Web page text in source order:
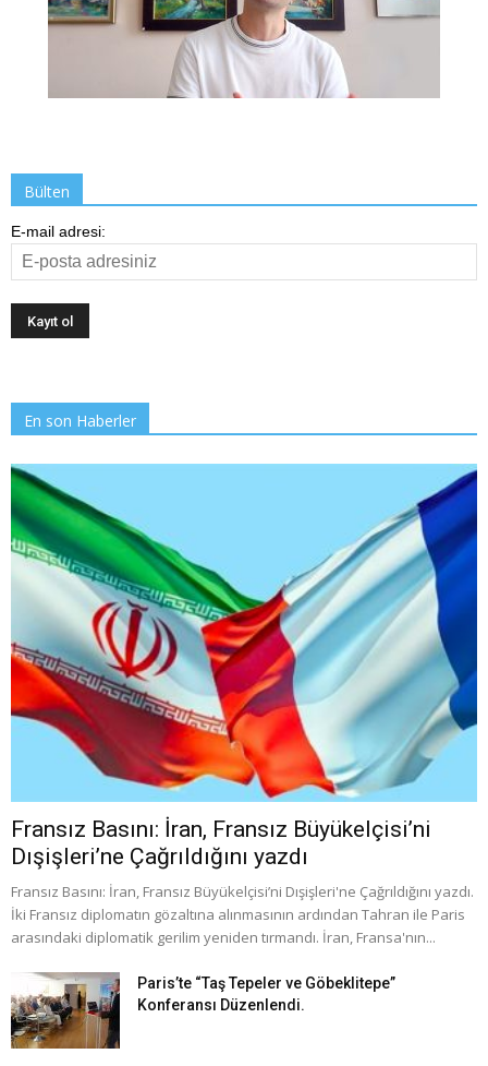
Bülten
E-mail adresi:
En son Haberler
Fransız Basını: İran, Fransız Büyükelçisi’ni
Dışişleri’ne Çağrıldığını yazdı
Fransız Basını: İran, Fransız Büyükelçisi’ni Dışişleri'ne Çağrıldığını yazdı.
İki Fransız diplomatın gözaltına alınmasının ardından Tahran ile Paris
arasındaki diplomatik gerilim yeniden tırmandı. İran, Fransa'nın...
Paris’te “Taş Tepeler ve Göbeklitepe”
Konferansı Düzenlendi.